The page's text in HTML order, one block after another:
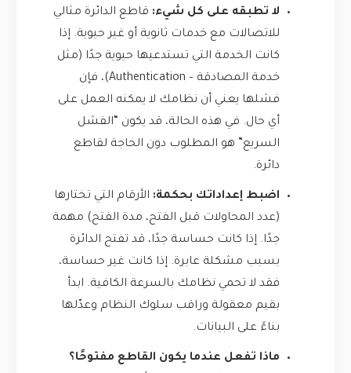
لا تطبقه على كل شيء: قاطع الدائرة مثالي
للاتصالات مع خدمات ثانوية أو غير حيوية. إذا
كانت الخدمة التي تستدعيها حيوية جدًا (مثل
خدمة المصادقة – Authentication)، فإن
فشلها يعني أن نظامك لا يمكنه العمل على
أي حال. في هذه الحالة، قد يكون “الفشل
السريع” هو المطلوب دون الحاجة لقاطع
دائرة.
اضبط إعداداتك بحكمة: الأرقام التي تختارها
(عدد المحاولات قبل الفتح، مدة الفتح) مهمة
جدًا. إذا كانت حساسة جدًا، قد تفتح الدائرة
بسبب مشكلة عابرة. إذا كانت غير حساسة،
فقد لا تحمي نظامك بالسرعة الكافية. ابدأ
بقيم معقولة وراقب سلوك النظام وعدّلها
بناءً على البيانات.
ماذا تفعل عندما يكون القاطع مفتوحًا؟